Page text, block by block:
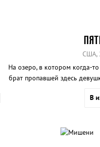
США,
На озеро, в котором когда-
брат пропавшей здесь
В